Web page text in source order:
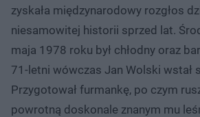
zyskała międzynarodowy rozgłos
niesamowitej historii sprzed lat.
maja 1978 roku był chłodny oraz
71-letni wówczas Jan Wolski wstał
Przygotował furmankę, po czym
powrotną doskonale znanym mu